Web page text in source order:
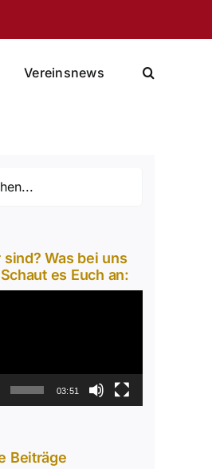
Vereinsnews
sind? Was bei uns
es Euch an:
03:51
Beiträge